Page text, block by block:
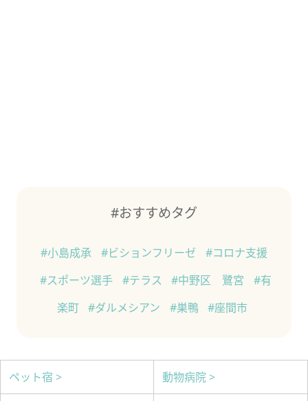
#おすすめタグ
#小島成承 #ビションフリーゼ
#コロナ支援
#スポーツ選手
#テラス #中野区 鷺宮
#有
楽町
#ダルメシアン #巣鴨 #座間市
ペット宿 > 動物病院 >